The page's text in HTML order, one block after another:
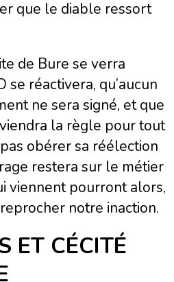
que le diable ressort
de Bure se verra
se réactivera, qu’aucun
ne sera signé, et que
la règle pour tout
obérer sa réélection
restera sur le métier
viennent pourront alors,
notre inaction.
ET CÉCITÉ